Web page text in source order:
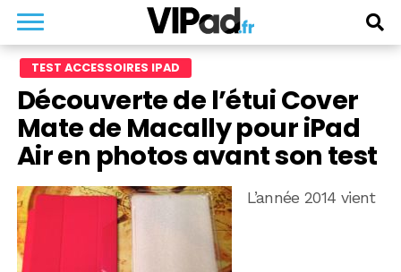
TEST ACCESSOIRES IPAD
Découverte de l’étui Cover
Mate de Macally pour iPad
Air en photos avant son test
L’année 2014 vient